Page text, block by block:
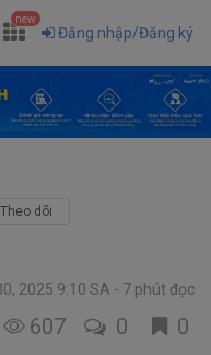
new
Đăng nhập/Đăng ký
Theo dõi
2025 9:10 SA 7 phút đọc
607 0 0